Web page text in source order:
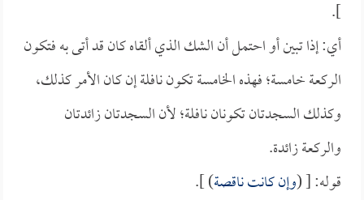
].
أي: إذا تبين أو احتمل أن الشك الذي ألقاه كان قد أتى به فتكون
الركعة خامسة؛ فهذه الخامسة تكون نافلة إن كان الأمر كذلك،
وكذلك السجدتان تكونان نافلة؛ لأن السجدتان زائدتان
والركعة زائدة.
قوله: [ (وإن كانت ناقصة) ].